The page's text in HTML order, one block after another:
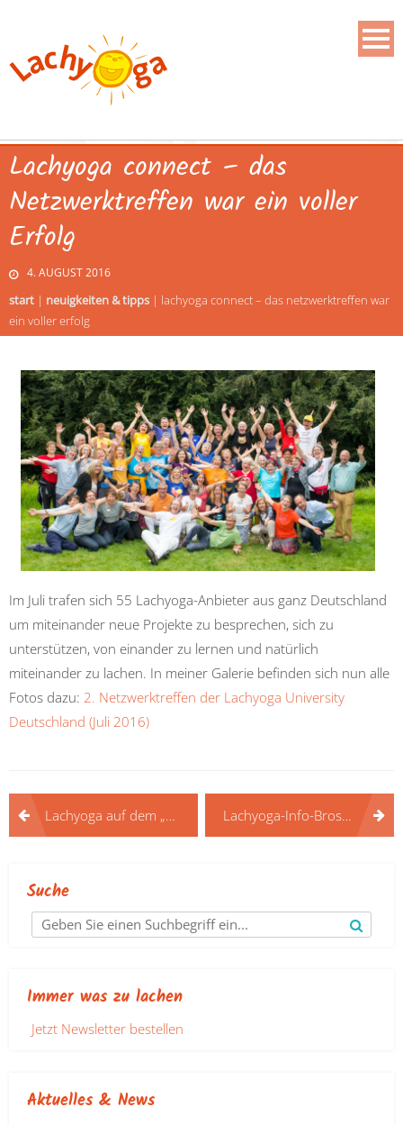
Lachyoga connect – das
Netzwerktreffen war ein voller
Erfolg
4. AUGUST 2016
start | neuigkeiten & tipps | lachyoga connect – das netzwerktreffen war
ein voller erfolg
Im Juli trafen sich 55 Lachyoga-Anbieter aus ganz Deutschland
um miteinander neue Projekte zu besprechen, sich zu
unterstützen, von einander zu lernen und natürlich
miteinander zu lachen. In meiner Galerie befinden sich nun alle
Fotos dazu: 2. Netzwerktreffen der Lachyoga University
Deutschland (Juli 2016)
Beitragsnavigation
Lachyoga auf dem „A Summers Tale“ Festival 2016 Lachyoga-Info-Broschüre der Laughter Yoga International University
Suche
Immer was zu lachen
Jetzt Newsletter bestellen
Aktuelles & News